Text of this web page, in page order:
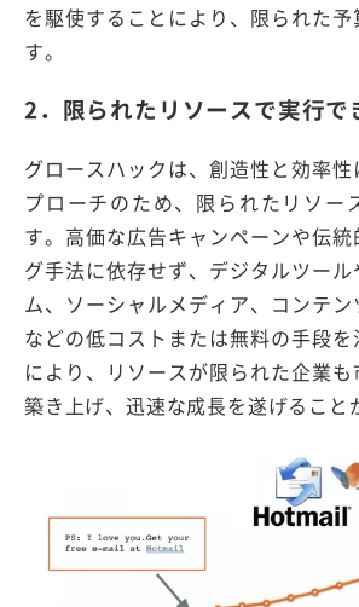
を駆使することにより、限られた
す。
2．限られたリソースで実行で
グロースハックは、創造性と効率
プローチのため、限られたリソー
す。高価な広告キャンペーンや伝
グ手法に依存せず、デジタルツー
ム、ソーシャルメディア、コンテ
などの低コストまたは無料の手段
により、リソースが限られた企業
築き上げ、迅速な成長を遂げること